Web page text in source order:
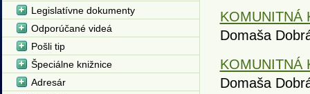
KOMUNITNÁ
Domaša
KOMUNITNÁ
Domaša
Legislatívne dokumenty
Odporúčané videá
Pošli tip
Špeciálne knižnice
Adresár